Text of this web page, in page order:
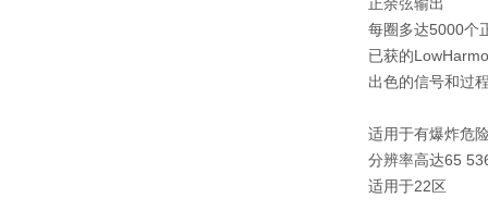
每圈多达5000个
已获的
出色的信号和过
适用于有爆炸危
分辨率高达65
适用于22区